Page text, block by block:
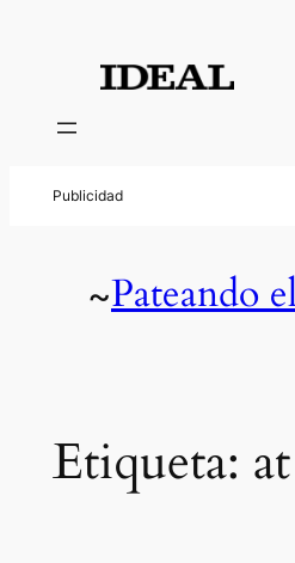
contenido
~Pateando
Etiqueta: